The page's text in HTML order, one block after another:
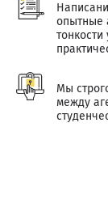
опытные
Мы
между